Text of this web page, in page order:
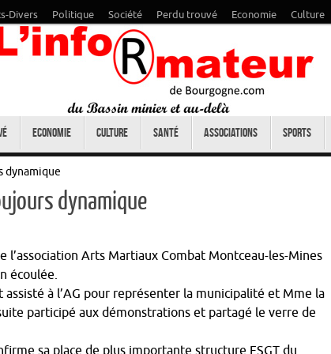
Divers Politique Société Perdu trouvé Economie Culture
Economie Culture Santé Associations Sports
dynamique
dynamique
l’association Arts Martiaux Combat Montceau-les-Mines
écoulée.
à l’AG pour représenter la municipalité et Mme la
participé aux démonstrations et partagé le verre de
sa place de plus importante structure FSGT du